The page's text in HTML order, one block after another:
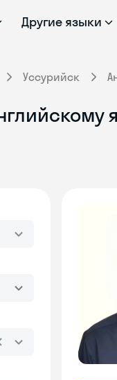
Другие языки
Уссурийск